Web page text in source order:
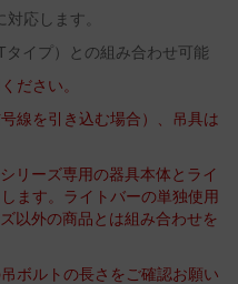
応します。
イプ）との組み合わせ可能
ださい。
線を引き込む場合）、吊具は
リーズ専用の器具本体とライ
ます。ライトバーの単独使用
以外の商品とは組み合わせを
ボルトの長さをご確認お願い